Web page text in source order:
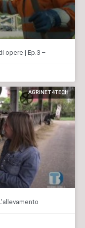
opere | Ep.3 –
AGRINET4TECH